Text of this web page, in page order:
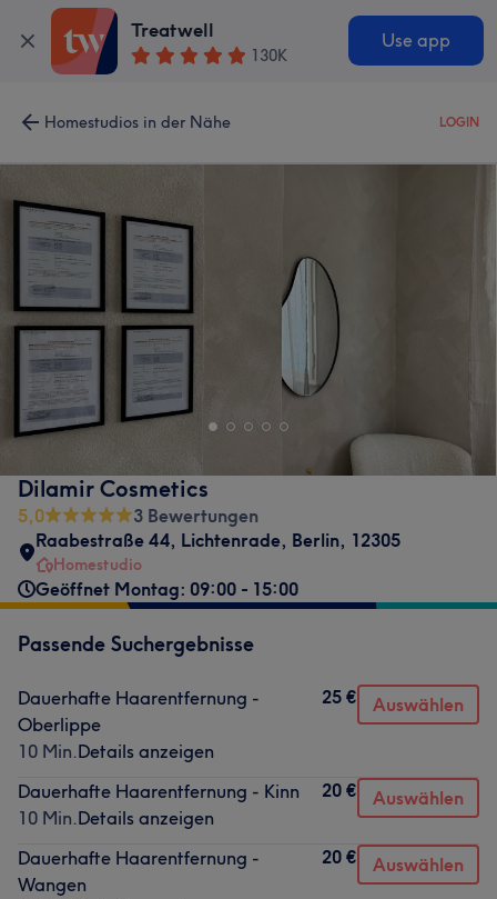
Treatwell
130K
Use app
Homestudios in der Nähe LOGIN
Dilamir Cosmetics
5,0
3 Bewertungen
Raabestraße 44, Lichtenrade, Berlin, 12305
Homestudio
Geöffnet Montag: 09:00 - 15:00
Passende Suchergebnisse
Dauerhafte Haarentfernung -
Oberlippe
10 Min.Details anzeigen
25 € Auswählen
Dauerhafte Haarentfernung - Kinn
10 Min.Details anzeigen
20 € Auswählen
Dauerhafte Haarentfernung -
Wangen
20 € Auswählen